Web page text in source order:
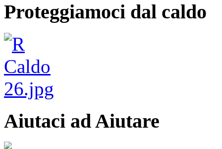
Proteggiamoci dal caldo
Aiutaci ad Aiutare